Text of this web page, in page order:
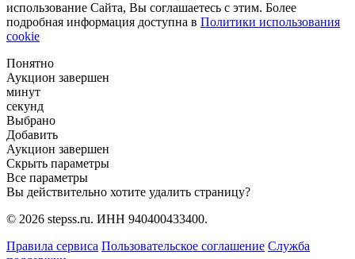
использование Сайта, Вы соглашаетесь с этим. Более
подробная информация доступна в Политики использования
cookie
Понятно
Аукцион завершен
минут
секунд
Выбрано
Добавить
Аукцион завершен
Скрыть параметры
Все параметры
Вы действительно хотите удалить страницу?
© 2026 stepss.ru. ИНН 940400433400.
Правила сервиса Пользовательское соглашение Служба